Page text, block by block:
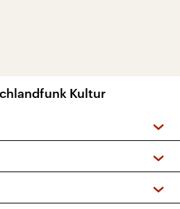
Kultur
Podcasts
+ DAB+)